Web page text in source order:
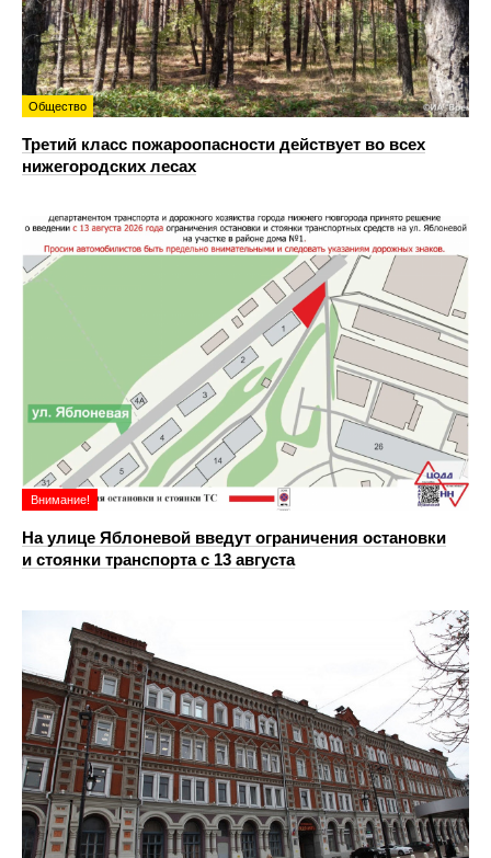
Общество
Третий класс пожароопасности действует во всех
нижегородских лесах
Внимание!
На улице Яблоневой введут ограничения остановки
и стоянки транспорта с 13 августа